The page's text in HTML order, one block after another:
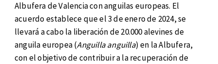
Albufera de Valencia con anguilas europeas. El
acuerdo establece que el 3 de enero de 2024, se
llevará a cabo la liberación de 20.000 alevines de
anguila europea (Anguilla anguilla) en la Albufera,
con el objetivo de contribuir a la recuperación de